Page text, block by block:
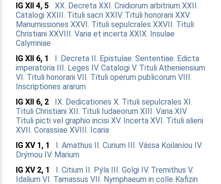
IG XII 4, 5
XX. Decreta XXI. Cnidiorum arbitrium XXII.
Catalogi XXIII. Tituli sacri XXIV. Tituli honorarii XXV.
Manumissiones XXVI. Tituli sepulcrales XXVII. Tituli
Christiani XXVIII. Varia et incerta XXIX. Insulae
Calymniae
IG XII 6, 1
I. Decreta II. Epistulae. Sententiae. Edicta
imperatoria III. Leges IV. Catalogi V. Tituli Atheniensium
VI. Tituli honorarii VII. Tituli operum publicorum VIII.
Inscriptiones ararum
IG XII 6, 2
IX. Dedicationes X. Tituli sepulcrales XI.
Tituli Christiani XII. Tituli Iudaeorum XIII. Varia XIV.
Tituli picti vel graphio incisi XV. Incerta XVI. Tituli alieni
XVII. Corassiae XVIII. Icaria
IG XV 1, 1
I. Amathus II. Curium III. Vássa Koilaníou IV.
Drýmou IV. Marium
IG XV 2, 1
I. Citium II. Pýla III. Golgi IV. Tremithus V.
Idalium VI. Tamassus VII. Nymphaeum in colle Kafizin